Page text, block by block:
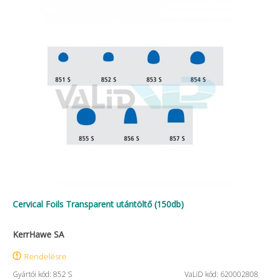
Cervical Foils Transparent utántöltő (150db)
KerrHawe SA
Rendelésre
Gyártói kód: 852 S VaLiD kód: 620002808